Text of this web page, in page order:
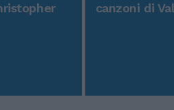
canzoni di